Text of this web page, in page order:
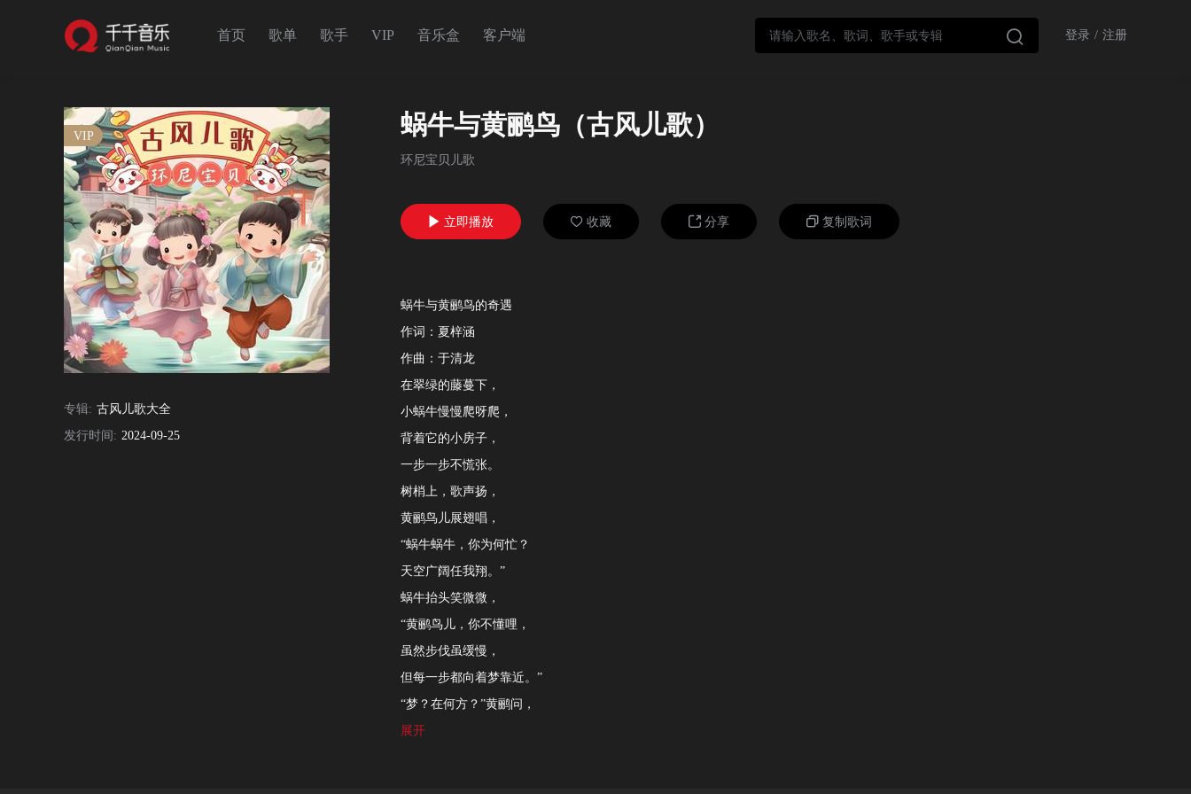
首页 歌单 歌手 VIP 音乐盒 客户端  登录 / 注册
VIP
专辑: 古风儿歌大全
发行时间: 2024-09-25
蜗牛与黄鹂鸟（古风儿歌）
环尼宝贝儿歌
 立即播放  收藏  分享  复制歌词
蜗牛与黄鹂鸟的奇遇
作词：夏梓涵
作曲：于清龙
在翠绿的藤蔓下，
小蜗牛慢慢爬呀爬，
背着它的小房子，
一步一步不慌张。
树梢上，歌声扬，
黄鹂鸟儿展翅唱，
“蜗牛蜗牛，你为何忙？
天空广阔任我翔。”
蜗牛抬头笑微微，
“黄鹂鸟儿，你不懂哩，
虽然步伐虽缓慢，
但每一步都向着梦靠近。”
“梦？在何方？”黄鹂问，
“是云端，还是远方？”
展开